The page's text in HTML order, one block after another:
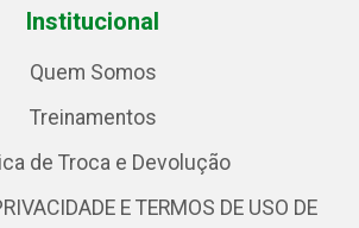
Institucional
Quem Somos
Treinamentos
de Troca e Devolução
E TERMOS DE USO DE